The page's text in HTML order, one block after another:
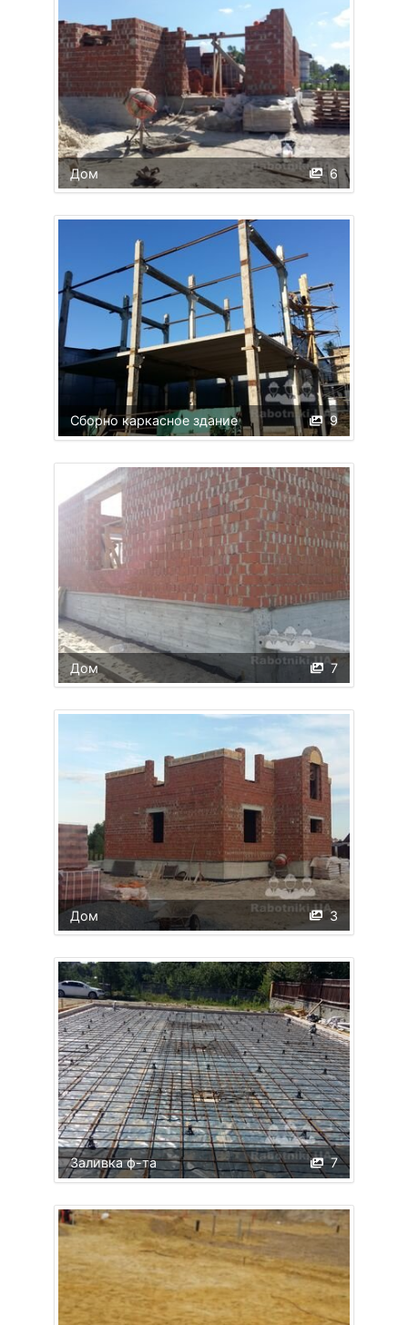
6
Дом
9
Сборно каркасное здание
7
Дом
3
Дом
7
Заливка ф-та